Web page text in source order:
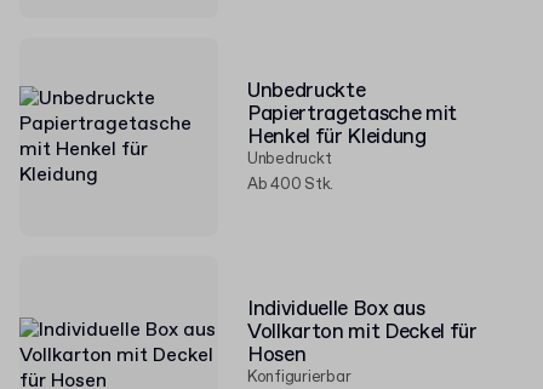
Unbedruckte
Papiertragetasche mit
Henkel für Kleidung
Unbedruckt
Ab 400 Stk.
Individuelle Box aus
Vollkarton mit Deckel für
Hosen
Konfigurierbar